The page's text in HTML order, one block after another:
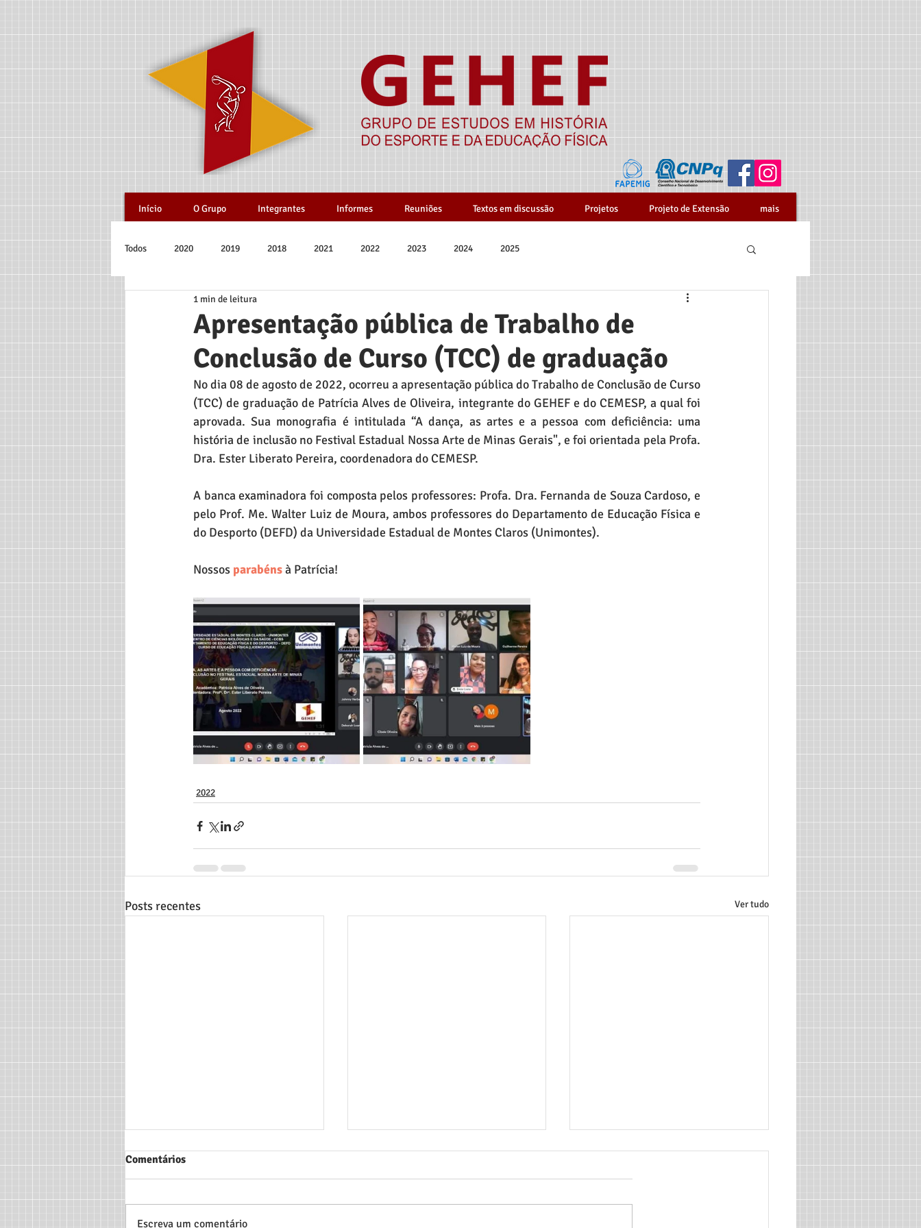
Início O Grupo Integrantes Informes Reuniões Textos em discussão Projetos Projeto de Extensão mais
Todos 2020 2019 2018 2021 2022 2023 2024 2025
Apresentação pública de Trabalho de
Conclusão de Curso (TCC) de graduação
1 min de leitura
No dia 08 de agosto de 2022, ocorreu a apresentação pública do Trabalho de Conclusão de Curso
(TCC) de graduação de Patrícia Alves de Oliveira, integrante do GEHEF e do CEMESP, a qual foi
aprovada. Sua monografia é intitulada “A dança, as artes e a pessoa com deficiência: uma
história de inclusão no Festival Estadual Nossa Arte de Minas Gerais", e foi orientada pela Profa.
Dra. Ester Liberato Pereira, coordenadora do CEMESP.
A banca examinadora foi composta pelos professores: Profa. Dra. Fernanda de Souza Cardoso, e
pelo Prof. Me. Walter Luiz de Moura, ambos professores do Departamento de Educação Física e
do Desporto (DEFD) da Universidade Estadual de Montes Claros (Unimontes).
Nossos parabéns à Patrícia!
2022
Posts recentes Ver tudo
Comentários
Escreva um comentário